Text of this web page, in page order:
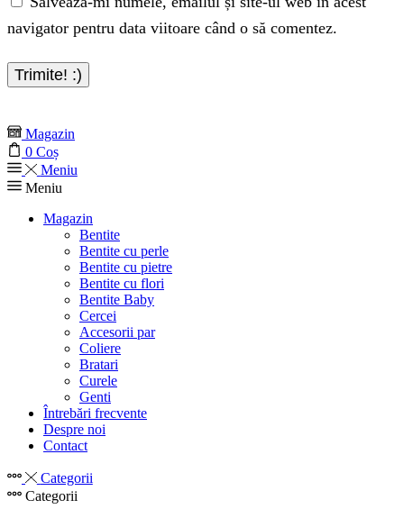
navigator pentru data viitoare când o să comentez.
Magazin
0 Coș
Meniu
Meniu
Magazin
Bentite
Bentite cu perle
Bentite cu pietre
Bentite cu flori
Bentite Baby
Cercei
Accesorii par
Coliere
Bratari
Curele
Genti
Întrebări frecvente
Despre noi
Contact
Categorii
Categorii